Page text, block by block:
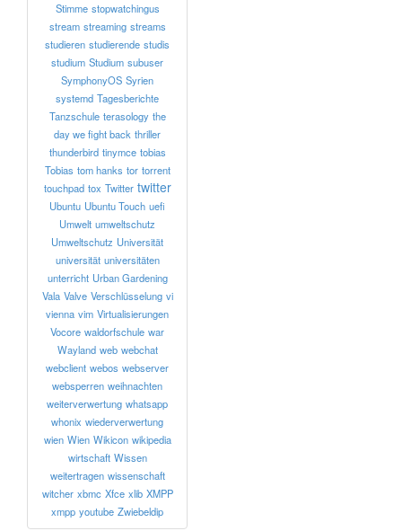
Stimme stopwatchingus
stream streaming streams
studieren studierende studis
studium Studium subuser
SymphonyOS Syrien
systemd Tagesberichte
Tanzschule terasology the
day we fight back thriller
thunderbird tinymce tobias
Tobias tom hanks tor torrent
touchpad tox Twitter twitter
Ubuntu Ubuntu Touch uefi
Umwelt umweltschutz
Umweltschutz Universität
universität universitäten
unterricht Urban Gardening
Vala Valve Verschlüsselung vi
vienna vim Virtualisierungen
Vocore waldorfschule war
Wayland web webchat
webclient webos webserver
websperren weihnachten
weiterverwertung whatsapp
whonix wiederverwertung
wien Wien Wikicon wikipedia
wirtschaft Wissen
weitertragen wissenschaft
witcher xbmc Xfce xlib XMPP
xmpp youtube Zwiebeldip